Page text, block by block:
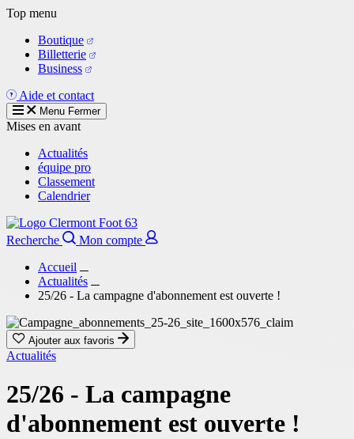
Aller
contenu
principal
Top menu
Boutique
Billetterie
Business
Aide et contact
Menu Fermer
Mises en avant
Actualités
équipe pro
Classement
Calendrier
Recherche
Mon compte
Accueil
Actualités
25/26 - La campagne d'abonnement est ouverte !
Ajouter aux favoris
Actualités
25/26 - La campagne
d'abonnement est ouverte !